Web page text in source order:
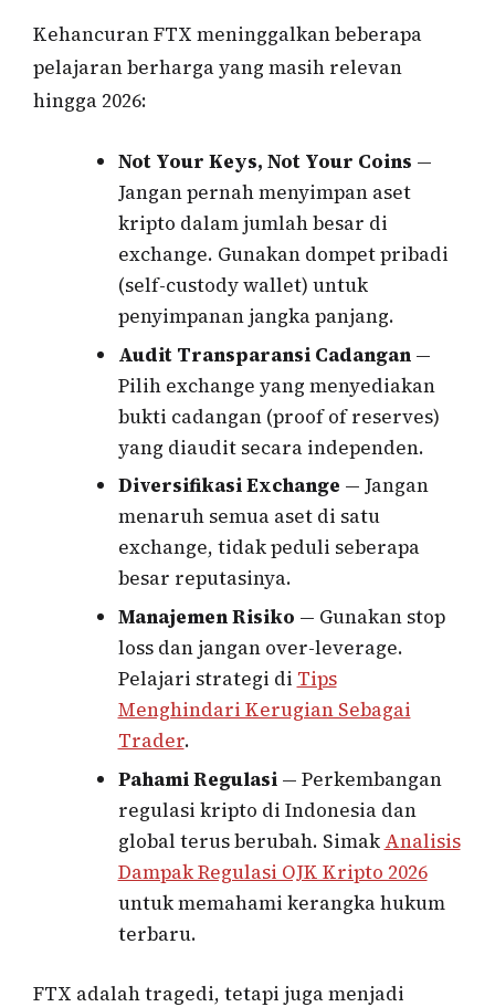
Kehancuran FTX meninggalkan beberapa
pelajaran berharga yang masih relevan
hingga 2026:
Not Your Keys, Not Your Coins —
Jangan pernah menyimpan aset
kripto dalam jumlah besar di
exchange. Gunakan dompet pribadi
(self-custody wallet) untuk
penyimpanan jangka panjang.
Audit Transparansi Cadangan—
Pilih exchange yang menyediakan
bukti cadangan (proof of reserves)
yang diaudit secara independen.
Diversifikasi Exchange — Jangan
menaruh semua aset di satu
exchange, tidak peduli seberapa
besar reputasinya.
Manajemen Risiko — Gunakan stop
loss dan jangan over-leverage.
Pelajari strategi di Tips
Menghindari Kerugian Sebagai
Trader.
Pahami Regulasi— Perkembangan
regulasi kripto di Indonesia dan
global terus berubah. Simak Analisis
Dampak Regulasi OJK Kripto 2026
untuk memahami kerangka hukum
terbaru.
FTX adalah tragedi, tetapi juga menjadi